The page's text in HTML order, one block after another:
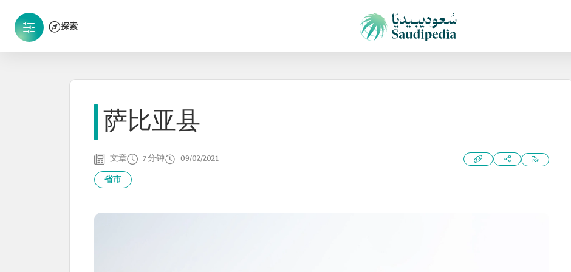
探索
萨比亚县
文章 7 分钟 09/02/2021
省市